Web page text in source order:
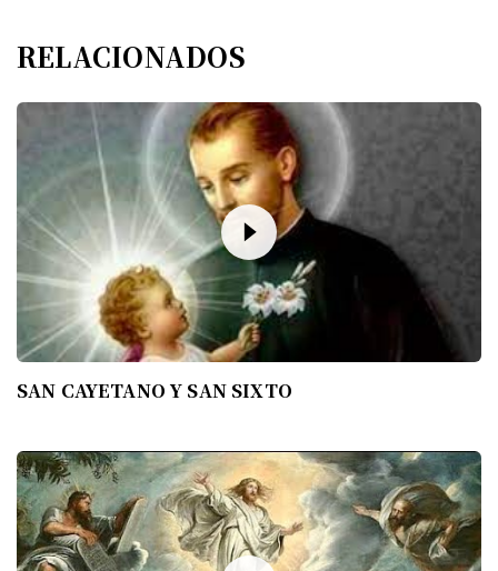
RELACIONADOS
SAN CAYETANO Y SAN SIXTO